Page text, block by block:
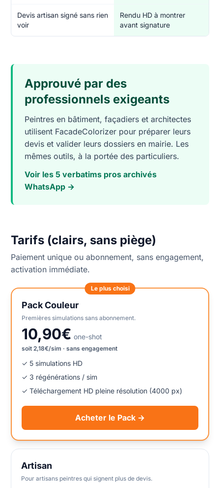
Devis artisan signé sans rien
voir
Rendu HD à montrer
avant signature
Approuvé par des
professionnels exigeants
Peintres en bâtiment, façadiers et architectes
utilisent FacadeColorizer pour préparer leurs
devis et valider leurs dossiers en mairie. Les
mêmes outils, à la portée des particuliers.
Voir les 5 verbatims pros archivés
WhatsApp →
Tarifs (clairs, sans piège)
Paiement unique ou abonnement, sans engagement,
activation immédiate.
Le plus choisi
Pack Couleur
Premières simulations sans abonnement.
10,90€ one-shot
soit 2,18€/sim · sans engagement
✓ 5 simulations HD
✓ 3 régénérations / sim
✓ Téléchargement HD pleine résolution (4000 px)
Acheter le Pack →
Artisan
Pour artisans peintres qui signent plus de devis.